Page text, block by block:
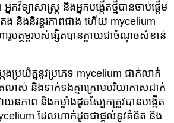
កវិទ្យាសាស្ត្រ និងអ្នកបង្កើតថ្មីបានចាប់ផ្តើម
ង និងនិរន្តរភាពជាង ហើយ mycelium
ារូបត្ថម្ភរបស់ផ្សិតបានក្លាយជាចំណុចសំខាន់
ប្រយ័ត្ននូវប្រភេទ mycelium ជាក់លាក់
លាស់ និងទាក់ទងគ្នាក្រោមបរិយាកាសជាក់
យនភាព និងកម្លាំងដូចស្បែកត្រូវបានបង្កើត
ដែលហាក់ដូចជាផ្តល់នូវគំនិត និង